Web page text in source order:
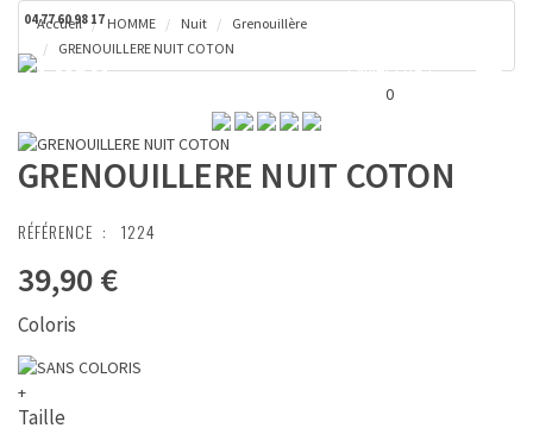
04 77 60 98 17
Panier ( 0 € )
0
Accueil HOMME Nuit
Grenouillère
GRENOUILLERE NUIT COTON
GRENOUILLERE NUIT COTON
RÉFÉRENCE : 1224
39,90 €
Coloris
+
Taille